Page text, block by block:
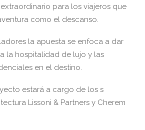
para los viajeros que
como el descanso.
la apuesta se enfoca a dar
la hospitalidad de lujo y las
en el destino.
estará a cargo de los s
Lissoni & Partners y Cherem